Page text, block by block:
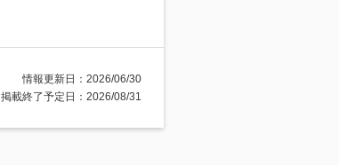
情報更新日：2026/06/30
掲載終了予定日：2026/08/31